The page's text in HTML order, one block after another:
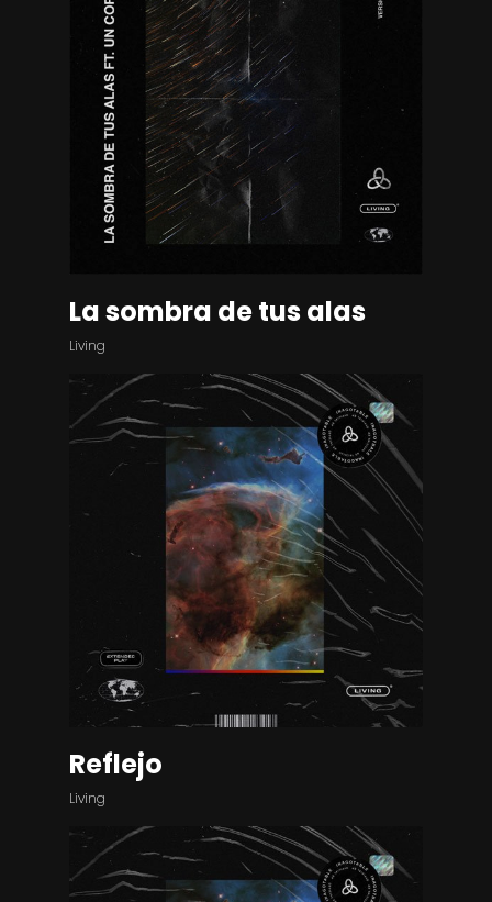
La sombra de tus alas
Living
Reflejo
Living